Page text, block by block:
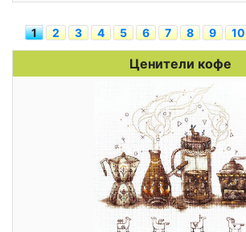
1 2 3 4 5 6 7 8 9 10
Ценители кофе